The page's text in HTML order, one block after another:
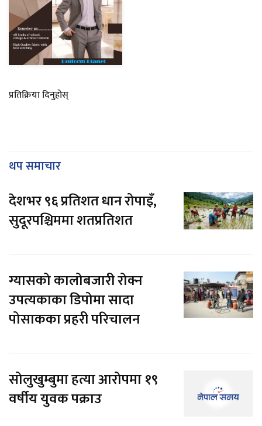
प्रतिक्रिया दिनुहोस्
थप समाचार
देशभर ९६ प्रतिशत धान रोपाइँ,
सुदूरपश्चिममा शतप्रतिशत
ग्यासको कालोबजारी रोक्न
उपत्यकाका डिपोमा सादा
पोसाकका प्रहरी परिचालन
सोलुखुम्बुमा हत्या आरोपमा १९
वर्षीय युवक पक्राउ